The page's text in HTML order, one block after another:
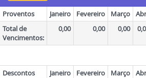
Proventos Janeiro Fevereiro Março
Total de
Vencimentos:
0,00 0,00 0,00
Descontos Janeiro Fevereiro Março